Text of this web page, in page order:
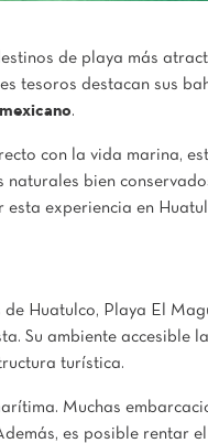
de playa más
tesoros destacan sus
.
con la vida marina,
naturales bien
esta experiencia en
Huatulco, Playa El
Su ambiente
turística.
Muchas
es posible rentar